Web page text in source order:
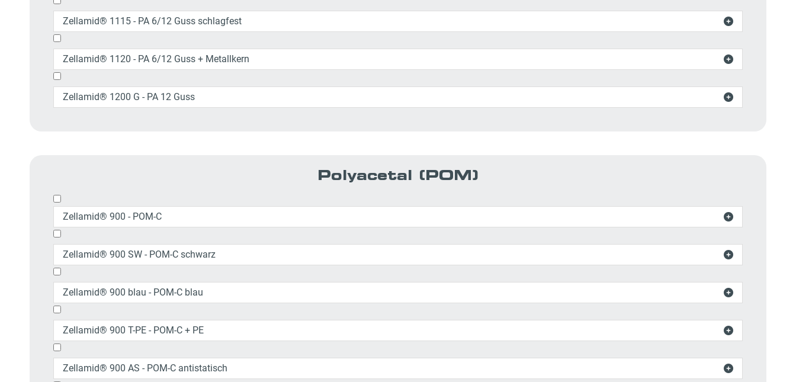
Zellamid® 1115 - PA 6/12 Guss schlagfest 
Zellamid® 1120 - PA 6/12 Guss + Metallkern 
Zellamid® 1200 G - PA 12 Guss 
Polyacetal (POM)
Zellamid® 900 - POM-C 
Zellamid® 900 SW - POM-C schwarz 
Zellamid® 900 blau - POM-C blau 
Zellamid® 900 T-PE - POM-C + PE 
Zellamid® 900 AS - POM-C antistatisch 